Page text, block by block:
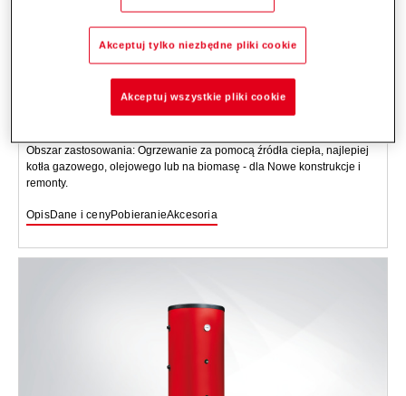
CombiVal CR (200-1000)
Zbiornik wody pitnej do podgrzewania wody pitnej. Cylinder ze stali
Obszar zastosowania: Ogrzewanie za pomocą źródła ciepła, najlepiej
kotła gazowego, olejowego lub na biomasę - dla Nowe konstrukcje i
remonty.
OpisDane i cenyPobieranieAkcesoria
Akceptuj tylko niezbędne pliki cookie
Akceptuj wszystkie pliki cookie